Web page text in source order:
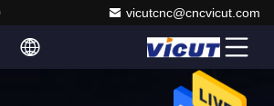
vicutcnc@cncvicut.com